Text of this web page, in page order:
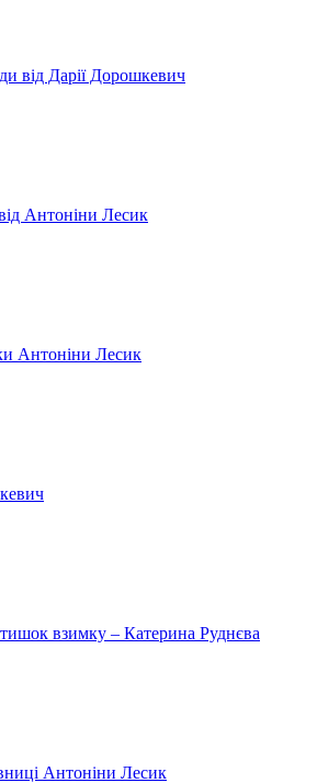
від Дарії Дорошкевич
Антоніни Лесик
Антоніни Лесик
взимку – Катерина Руднєва
Антоніни Лесик